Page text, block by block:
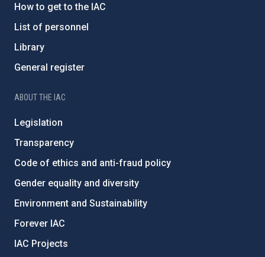
How to get to the IAC
List of personnel
Library
General register
ABOUT THE IAC
Legislation
Transparency
Code of ethics and anti-fraud policy
Gender equality and diversity
Environment and Sustainability
Forever IAC
IAC Projects